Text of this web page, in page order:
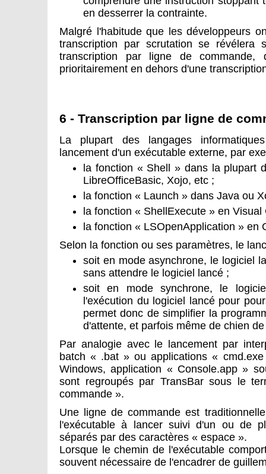
en desserrer la contrainte.
Malgré l'habitude que les développeurs
transcription par scrutation se révélera
transcription par ligne de commande,
prioritairement en dehors d'une
6 - Transcription par ligne de
La plupart des langages
lancement d'un exécutable externe, par
la fonction « Shell » dans la plupart
LibreOfficeBasic, Xojo, etc ;
la fonction « Launch » dans Java ou
la fonction « ShellExecute » en
la fonction « LSOpenApplication » en
Selon la fonction ou ses paramètres, le
soit en mode asynchrone, le logiciel
sans attendre le logiciel lancé ;
soit en mode synchrone, le
l'exécution du logiciel lancé pour
permet donc de simplifier la
d'attente, et parfois même de chien
Par analogie avec le lancement par
batch « .bat » ou applications «
Windows, application « Console.app »
sont regroupés par TransBar sous le
commande ».
Une ligne de commande est
l'exécutable à lancer suivi d'un ou de
séparés par des caractères « espace ».
Lorsque le chemin de l'exécutable
souvent nécessaire de l'encadrer de